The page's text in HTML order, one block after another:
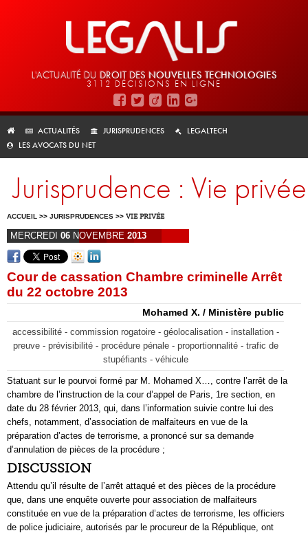
L'ACTUALITÉ DU DROIT DES NOUVELLES TECHNOLOGIES
3112 DÉCISIONS EN LIGNE
ACTUALITÉS JURISPRUDENCES
LEGALTECH
LES AVOCATS DU NET
Jurisprudence : Vie privée
ACCUEIL >> JURISPRUDENCES >> VIE PRIVÉE
MERCREDI 06 NOVEMBRE 2013
Cour de cassation Chambre criminelle Arrêt
du 22 octobre 2013
Mohamed X. / Ministère public
accessibilité - commission rogatoire - géolocalisation - installation -
preuve - prévisibilité - procédure pénale - proportionnalité - trafic de
stupéfiants - véhicule
Statuant sur le pourvoi formé par M. Mohamed X…, contre l’arrêt de la
chambre de l’instruction de la cour d’appel de Paris, 1re section, en
date du 28 février 2013, qui, dans l’information suivie contre lui des
chefs, notamment, d’association de malfaiteurs en vue de la
préparation d’actes de terrorisme, a prononcé sur sa demande
d’annulation de pièces de la procédure ;
DISCUSSION
Attendu qu’il résulte de l’arrêt attaqué et des pièces de la procédure
que, dans une enquête ouverte pour association de malfaiteurs
constituée en vue de la préparation d’actes de terrorisme, les officiers
de police judiciaire, autorisés par le procureur de la République, ont